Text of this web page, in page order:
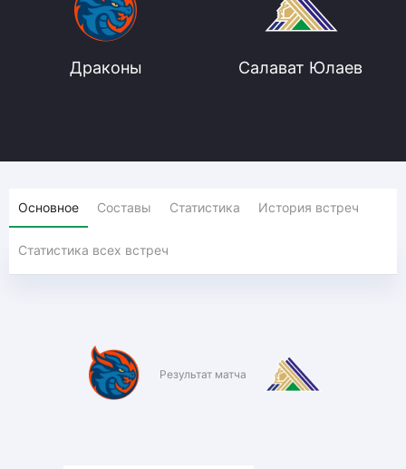
Драконы Салават Юлаев
Основное Составы Статистика История встреч
Статистика всех встреч
Результат матча